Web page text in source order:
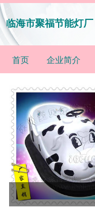
临海市聚福节能灯厂
首页 企业简介